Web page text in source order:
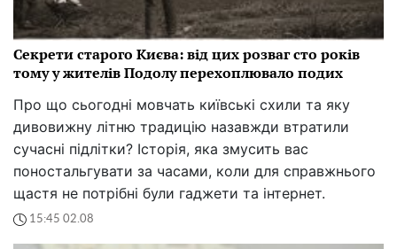
Секрети старого Києва: від цих розваг сто років
тому у жителів Подолу перехоплювало подих
Про що сьогодні мовчать київські схили та яку
дивовижну літню традицію назавжди втратили
сучасні підлітки? Історія, яка змусить вас
поностальгувати за часами, коли для справжнього
щастя не потрібні були гаджети та інтернет.
15:45 02.08